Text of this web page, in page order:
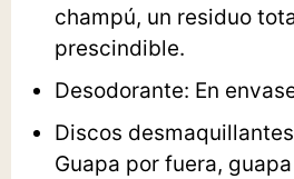
champú, un residuo
prescindible.
Desodorante: En
Discos
Guapa por fuera,